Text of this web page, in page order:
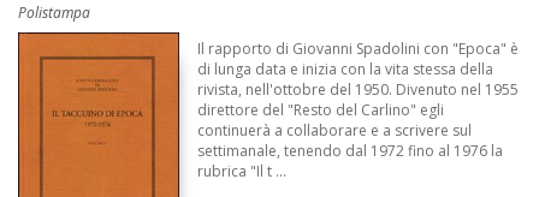
Polistampa
Il rapporto di Giovanni Spadolini con "Epoca" è
di lunga data e inizia con la vita stessa della
rivista, nell'ottobre del 1950. Divenuto nel 1955
direttore del "Resto del Carlino" egli
continuerà a collaborare e a scrivere sul
settimanale, tenendo dal 1972 fino al 1976 la
rubrica "Il t ...